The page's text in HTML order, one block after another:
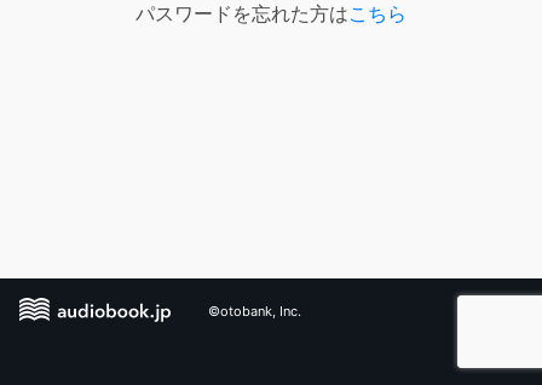
パスワードを忘れた方はこちら
©otobank, Inc.